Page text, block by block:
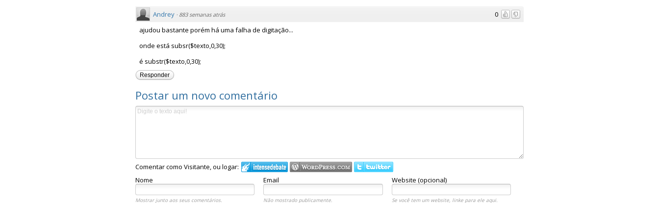
0
Andrey · 883 semanas atrás
ajudou bastante porém há uma falha de digitação...
onde está subsr($texto,0,30);
é substr($texto,0,30);
Responder
Postar um novo comentário
Comentar como Visitante, ou logar:
Nome
Email Website (opcional)
Mostrar junto aos seus comentários. Não mostrado publicamente. Se você tem um website, linke para ele aqui.